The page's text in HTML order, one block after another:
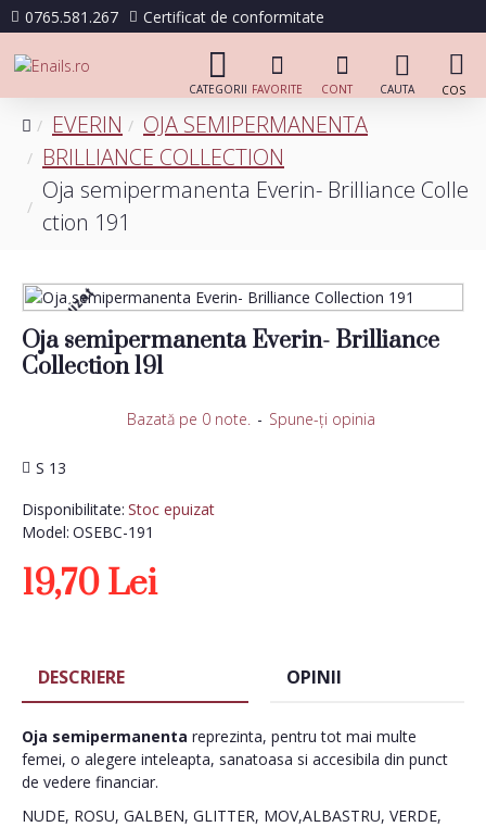
0765.581.267 Certificat de conformitate
EVERIN
OJA SEMIPERMANENTA
BRILLIANCE COLLECTION
Oja semipermanenta Everin- Brilliance Colle
ction 191
Stoc epuizat
Oja semipermanenta Everin- Brilliance
Collection 191
Disponibilitate: Stoc epuizat
Model: OSEBC-191
S 13
Bazată pe 0 note. - Spune-ţi opinia
19,70 Lei
DESCRIERE OPINII
Oja semipermanenta reprezinta, pentru tot mai multe
femei, o alegere inteleapta, sanatoasa si accesibila din punct
de vedere financiar.
NUDE, ROSU, GALBEN, GLITTER, MOV,ALBASTRU, VERDE,